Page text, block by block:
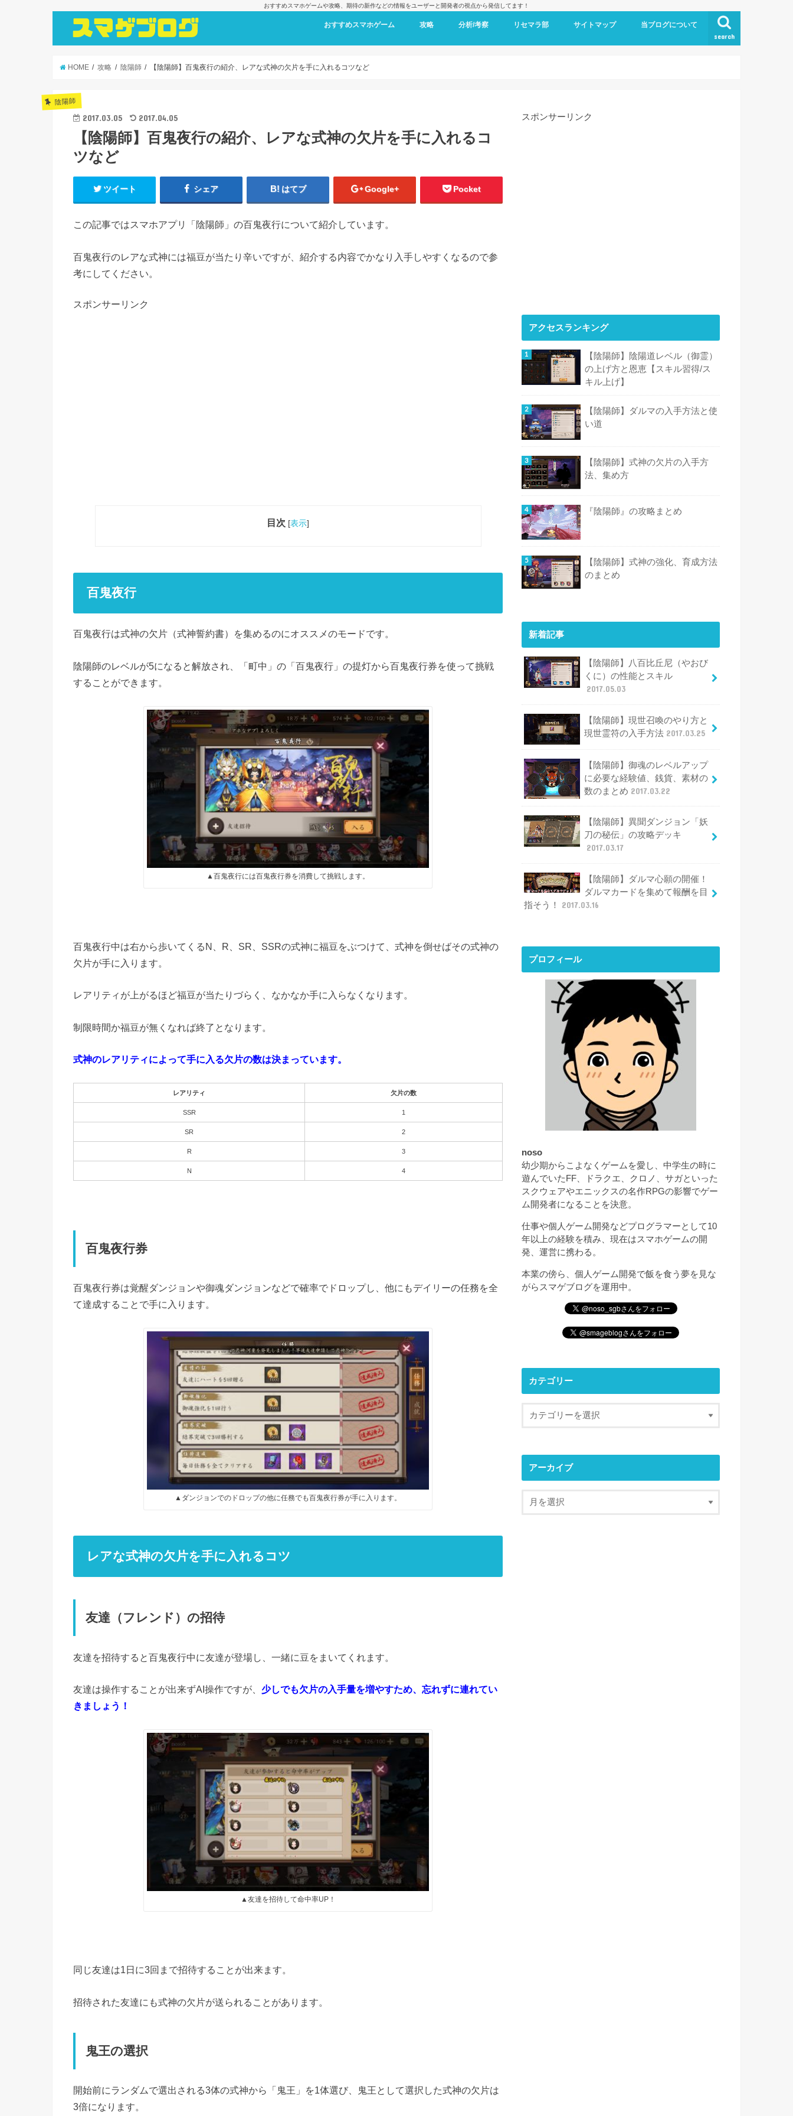
おすすめスマホゲームや攻略、期待の新作などの情報をユーザーと開発者の視点から発信してます！
search
おすすめスマホゲーム 攻略 分析/考察 リセマラ部 サイトマップ 当ブログについて
お問い合わせ
HOME 攻略 陰陽師 【陰陽師】百鬼夜行の紹介、レアな式神の欠片を手に入れるコツなど
陰陽師
2017.03.05 2017.04.05
【陰陽師】百鬼夜行の紹介、レアな式神の欠片を手に入れるコ
ツなど
ツイート シェア はてブ Google+ Pocket
この記事ではスマホアプリ「陰陽師」の百鬼夜行について紹介しています。
百鬼夜行のレアな式神には福豆が当たり辛いですが、紹介する内容でかなり入手しやすくなるので参
考にしてください。
スポンサーリンク
目次 [表示]
百鬼夜行
百鬼夜行は式神の欠片（式神誓約書）を集めるのにオススメのモードです。
陰陽師のレベルが5になると解放され、「町中」の「百鬼夜行」の提灯から百鬼夜行券を使って挑戦
することができます。
▲百鬼夜行には百鬼夜行券を消費して挑戦します。
百鬼夜行中は右から歩いてくるN、R、SR、SSRの式神に福豆をぶつけて、式神を倒せばその式神の
欠片が手に入ります。
レアリティが上がるほど福豆が当たりづらく、なかなか手に入らなくなります。
制限時間か福豆が無くなれば終了となります。
式神のレアリティによって手に入る欠片の数は決まっています。
レアリティ 欠片の数
SSR 1
SR 2
R 3
N 4
百鬼夜行券
百鬼夜行券は覚醒ダンジョンや御魂ダンジョンなどで確率でドロップし、他にもデイリーの任務を全
て達成することで手に入ります。
▲ダンジョンでのドロップの他に任務でも百鬼夜行券が手に入ります。
レアな式神の欠片を手に入れるコツ
友達（フレンド）の招待
友達を招待すると百鬼夜行中に友達が登場し、一緒に豆をまいてくれます。
友達は操作することが出来ずAI操作ですが、 少しでも欠片の入手量を増やすため、忘れずに連れてい
きましょう！
▲友達を招待して命中率UP！
同じ友達は1日に3回まで招待することが出来ます。
招待された友達にも式神の欠片が送られることがあります。
鬼王の選択
開始前にランダムで選出される3体の式神から「鬼王」を1体選び、鬼王として選択した式神の欠片は
3倍になります。
スポンサーリンク
アクセスランキング
【陰陽師】陰陽道レベル（御霊）
の上げ方と恩恵【スキル習得/ス
キル上げ】
【陰陽師】ダルマの入手方法と使
い道
【陰陽師】式神の欠片の入手方
法、集め方
『陰陽師』の攻略まとめ
【陰陽師】式神の強化、育成方法
のまとめ
新着記事
【陰陽師】八百比丘尼（やおび
くに）の性能とスキル
2017.05.03
【陰陽師】現世召喚のやり方と
現世霊符の入手方法 2017.03.25
【陰陽師】御魂のレベルアップ
に必要な経験値、銭貨、素材の
数のまとめ 2017.03.22
【陰陽師】異聞ダンジョン「妖
刀の秘伝」の攻略デッキ
2017.03.17
【陰陽師】ダルマ心願の開催！
ダルマカードを集めて報酬を目
指そう！
2017.03.16
プロフィール
noso
幼少期からこよなくゲームを愛し、中学生の時に
遊んでいたFF、ドラクエ、クロノ、サガといった
スクウェアやエニックスの名作RPGの影響でゲー
ム開発者になることを決意。
仕事や個人ゲーム開発などプログラマーとして10
年以上の経験を積み、現在はスマホゲームの開
発、運営に携わる。
本業の傍ら、個人ゲーム開発で飯を食う夢を見な
がらスマゲブログを運用中。
カテゴリー
アーカイブ